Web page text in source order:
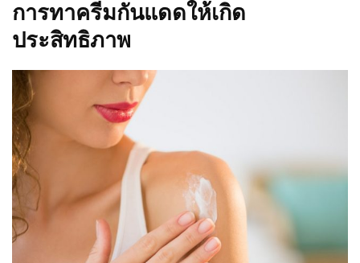
การทาครีมกันแดดให้เกิด
ประสิทธิภาพ